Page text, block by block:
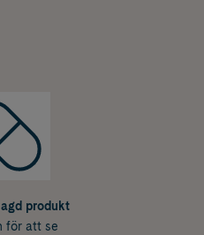
produkt
för att se